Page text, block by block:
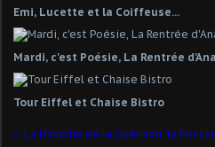
Emi, Lucette et la Coiffeuse...
Mardi, c'est Poésie, La Rentrée
Tour Eiffel et Chaise Bistro